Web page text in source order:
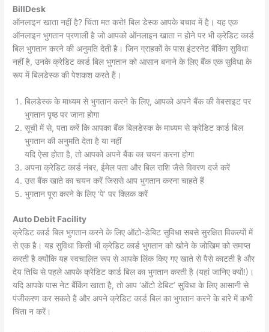
BillDesk
ऑनलाइन खाता नहीं है? चिंता मत करो! बिल डेस्क आपके बचाव में है। यह एक
ऑनलाइन भुगतान प्रणाली है जो आपको ऑनलाइन खाता न होने पर भी क्रेडिट कार्ड
बिल भुगतान करने की अनुमति देती है। जिन ग्राहकों के पास इंटरनेट बैंकिंग सुविधा
नहीं है, उनके क्रेडिट कार्ड बिल भुगतान को आसान बनाने के लिए बैंक एक सुविधा के
रूप में बिलडेस्क की पेशकश करते हैं।
बिलडेस्क के माध्यम से भुगतान करने के लिए, आपको अपने बैंक की वेबसाइट पर
भुगतान पृष्ठ पर जाना होगा
सूची में से, पता करें कि आपका बैंक बिलडेस्क के माध्यम से क्रेडिट कार्ड बिल
भुगतान की अनुमति देता है या नहीं
यदि ऐसा होता है, तो आपको अपने बैंक का चयन करना होगा
अपना क्रेडिट कार्ड नंबर, ईमेल पता और बिल राशि जैसे विवरण दर्ज करें
उस बैंक खाते का चयन करें जिससे आप भुगतान करना चाहते हैं
भुगतान पूरा करने के लिए ‘पे’ पर क्लिक करें
Auto Debit Facility
क्रेडिट कार्ड बिल भुगतान करने के लिए ऑटो-डेबिट सुविधा सबसे सुरक्षित विकल्पों में
से एक है। यह सुविधा किसी भी क्रेडिट कार्ड भुगतान को खोने के जोखिम को समाप्त
करती है क्योंकि यह स्वचालित रूप से आपके लिंक किए गए खाते से पैसे काटती है और
देय तिथि से पहले आपके क्रेडिट कार्ड बिल का भुगतान करती है (यहां जानिए क्यों!)।
यदि आपके पास नेट बैंकिंग खाता है, तो आप ‘ऑटो डेबिट’ सुविधा के लिए आसानी से
पंजीकरण कर सकते हैं और अपने क्रेडिट कार्ड बिल का भुगतान करने के बारे में कभी
चिंता न करें।